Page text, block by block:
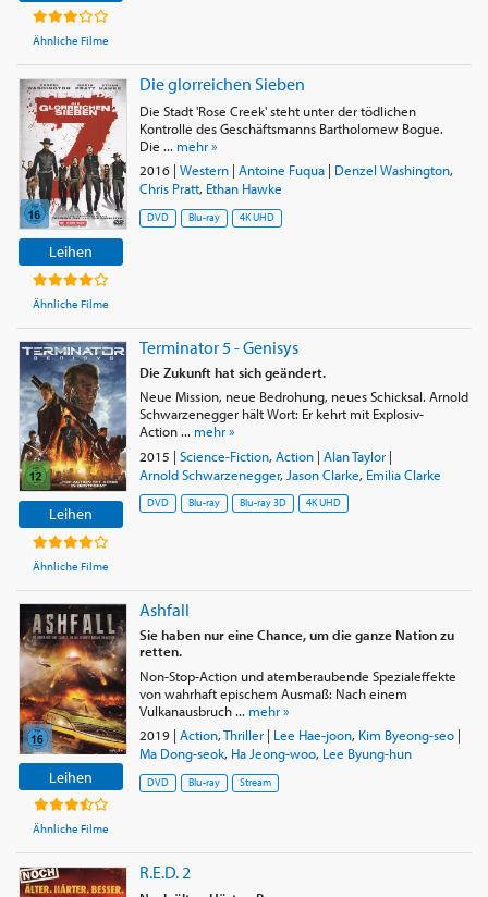
Ähnliche Filme
Leihen
Ähnliche Filme
Die glorreichen Sieben
Die Stadt 'Rose Creek' steht unter der tödlichen
Kontrolle des Geschäftsmanns Bartholomew Bogue.
Die ... mehr »
2016| Western| Antoine Fuqua| Denzel Washington,
Chris Pratt, Ethan Hawke
DVD Blu-ray 4K UHD
Leihen
Ähnliche Filme
Terminator 5 - Genisys
Die Zukunft hat sich geändert.
Neue Mission, neue Bedrohung, neues Schicksal. Arnold
Schwarzenegger hält Wort: Er kehrt mit Explosiv-
Action ... mehr »
2015 | Science-Fiction, Action| Alan Taylor|
Arnold Schwarzenegger, Jason Clarke, Emilia Clarke
DVD Blu-ray Blu-ray 3D 4K UHD
Leihen
Ähnliche Filme
Ashfall
Sie haben nur eine Chance, um die ganze Nation zu
retten.
Non-Stop-Action und atemberaubende Spezialeffekte
von wahrhaft epischem Ausmaß: Nach einem
Vulkanausbruch ... mehr »
2019| Action,Thriller| Lee Hae-joon, Kim Byeong-seo|
Ma Dong-seok, Ha Jeong-woo, Lee Byung-hun
DVD Blu-ray Stream
R.E.D. 2